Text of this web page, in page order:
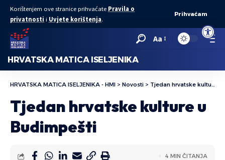
Open
Korištenjem ove stranice prihvaćate Pravila o
privatnosti i Uvjete korištenja.
Prihvaćam
Aa
HRVATSKA MATICA ISELJENIKA
HRVATSKA MATICA ISELJENIKA - HMI > Novosti > Tjedan hrvatske kulture u Budimpešti
Tjedan hrvatske kulture u
Budimpešti
4 MIN ČITANJA